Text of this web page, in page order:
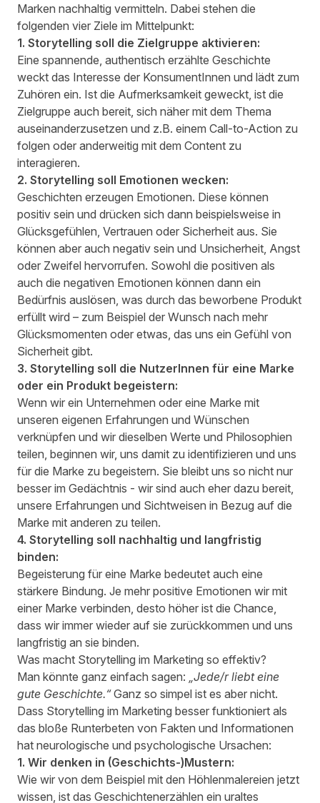
Marken nachhaltig vermitteln. Dabei stehen die
folgenden vier Ziele im Mittelpunkt:
1. Storytelling soll die Zielgruppe aktivieren:
Eine spannende, authentisch erzählte Geschichte
weckt das Interesse der KonsumentInnen und lädt zum
Zuhören ein. Ist die Aufmerksamkeit geweckt, ist die
Zielgruppe auch bereit, sich näher mit dem Thema
auseinanderzusetzen und z.B. einem Call-to-Action zu
folgen oder anderweitig mit dem Content zu
interagieren.
2. Storytelling soll Emotionen wecken:
Geschichten erzeugen Emotionen. Diese können
positiv sein und drücken sich dann beispielsweise in
Glücksgefühlen, Vertrauen oder Sicherheit aus. Sie
können aber auch negativ sein und Unsicherheit, Angst
oder Zweifel hervorrufen. Sowohl die positiven als
auch die negativen Emotionen können dann ein
Bedürfnis auslösen, was durch das beworbene Produkt
erfüllt wird – zum Beispiel der Wunsch nach mehr
Glücksmomenten oder etwas, das uns ein Gefühl von
Sicherheit gibt.
3. Storytelling soll die NutzerInnen für eine Marke
oder ein Produkt begeistern:
Wenn wir ein Unternehmen oder eine Marke mit
unseren eigenen Erfahrungen und Wünschen
verknüpfen und wir dieselben Werte und Philosophien
teilen, beginnen wir, uns damit zu identifizieren und uns
für die Marke zu begeistern. Sie bleibt uns so nicht nur
besser im Gedächtnis - wir sind auch eher dazu bereit,
unsere Erfahrungen und Sichtweisen in Bezug auf die
Marke mit anderen zu teilen.
4. Storytelling soll nachhaltig und langfristig
binden:
Begeisterung für eine Marke bedeutet auch eine
stärkere Bindung. Je mehr positive Emotionen wir mit
einer Marke verbinden, desto höher ist die Chance,
dass wir immer wieder auf sie zurückkommen und uns
langfristig an sie binden.
Was macht Storytelling im Marketing so effektiv?
Man könnte ganz einfach sagen: „Jede/r liebt eine
gute Geschichte.“Ganz so simpel ist es aber nicht.
Dass Storytelling im Marketing besser funktioniert als
das bloße Runterbeten von Fakten und Informationen
hat neurologische und psychologische Ursachen:
1. Wir denken in (Geschichts-)Mustern:
Wie wir von dem Beispiel mit den Höhlenmalereien jetzt
wissen, ist das Geschichtenerzählen ein uraltes